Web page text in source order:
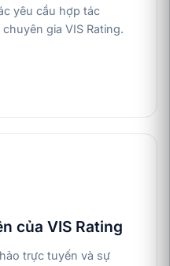
yêu cầu hợp tác
gia VIS Rating.
của VIS Rating
trực tuyến và sự